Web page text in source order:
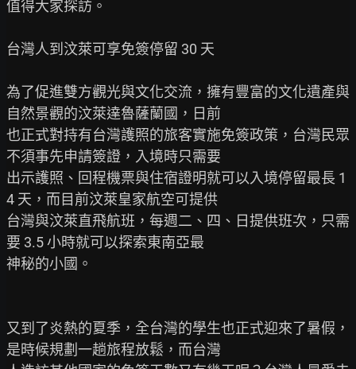
值得大家探訪。
台灣人到汶萊可享免簽停留 30 天
為了促進雙方觀光與文化交流，擁有豐富的文化遺產與
自然景觀的汶萊達魯薩蘭國，日前
也正式對持有台灣護照的旅客實施免簽政策，台灣民眾
不須事先申請簽證，入境時只需要
出示護照、回程機票與住宿證明就可以入境停留最長 1
4 天，而目前汶萊皇家航空可提供
台灣與汶萊直飛航班，每週二、四、日提供班次，只需
要 3.5 小時就可以探索東南亞最
神秘的小國。
又到了炎熱的夏季，全台灣的學生也正式迎來了暑假，
是時候規劃一趟旅程放鬆，而台灣